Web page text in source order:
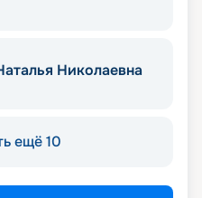
Николаевна
ещё 10